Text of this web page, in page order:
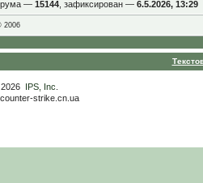
— 15144, зафиксирован — 6.5.2026, 13:29
IPS, Inc
strike.cn.ua